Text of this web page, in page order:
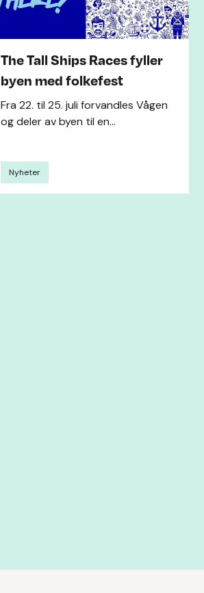
The Tall Ships Races fyller
byen med folkefest
Fra 22. til 25. juli forvandles Vågen
og deler av byen til en...
Nyheter